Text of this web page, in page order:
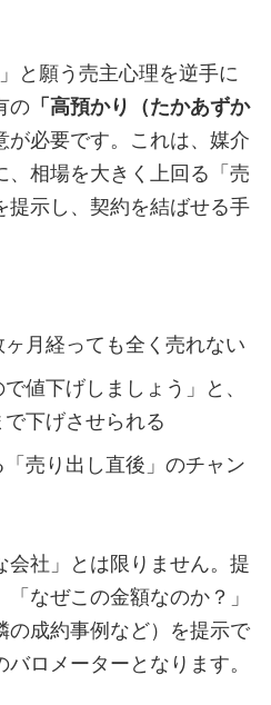
と願う売主心理を逆手に
の 「高預かり（たかあずか
が必要です。これは、媒介
、相場を大きく上回る「売
提示し、契約を結ばせる手
月経っても全く売れない
で値下げしましょう」と、
下げさせられる
売り出し直後」のチャン
会社」とは限りません。提
なぜこの金額なのか？」
の成約事例など）を提示で
ロメーターとなります。